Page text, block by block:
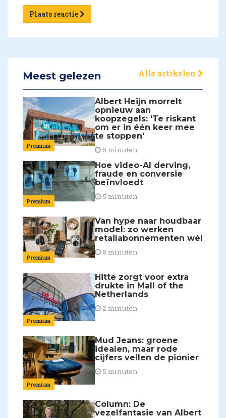
Plaats reactie
Meest gelezen Alle artikelen
Premium
Albert Heijn morrelt
opnieuw aan
koopzegels: 'Te riskant
om er in één keer mee
te stoppen'
5 minuten
Premium
Hoe video-AI derving,
fraude en conversie
beïnvloedt
5 minuten
Premium
Van hype naar houdbaar
model: zo werken
retailabonnementen wél
8 minuten
Premium
Hitte zorgt voor extra
drukte in Mall of the
Netherlands
2 minuten
Premium
Mud Jeans: groene
idealen, maar rode
cijfers vellen de pionier
5 minuten
Column: De
vezelfantasie van Albert